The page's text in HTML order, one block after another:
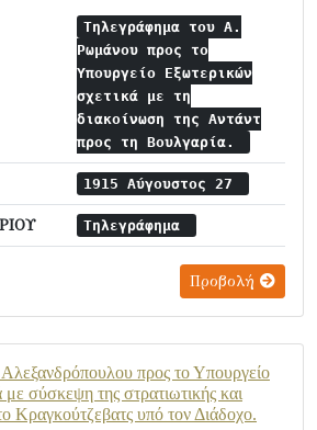
Τηλεγράφημα του Α.
Ρωμάνου προς το
Υπουργείο Εξωτερικών
σχετικά με τη
διακοίνωση της Αντάντ
προς τη Βουλγαρία.
1915 Αύγουστος 27
Τηλεγράφημα
Προβολή
προς το Υπουργείο
σύσκεψη της στρατιωτικής και
Κραγκούτζεβατς υπό τον Διάδοχο.